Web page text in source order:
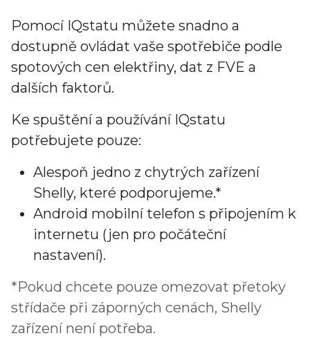
Pomocí IQstatu můžete snadno a
dostupně ovládat vaše spotřebiče podle
spotových cen elektřiny, dat z FVE a
dalších faktorů.
Ke spuštění a používání IQstatu
potřebujete pouze:
Alespoň jedno z chytrých zařízení
Shelly, které podporujeme.*
Android mobilní telefon s připojením k
internetu (jen pro počáteční
nastavení).
*Pokud chcete pouze omezovat přetoky
střídače při záporných cenách, Shelly
zařízení není potřeba.